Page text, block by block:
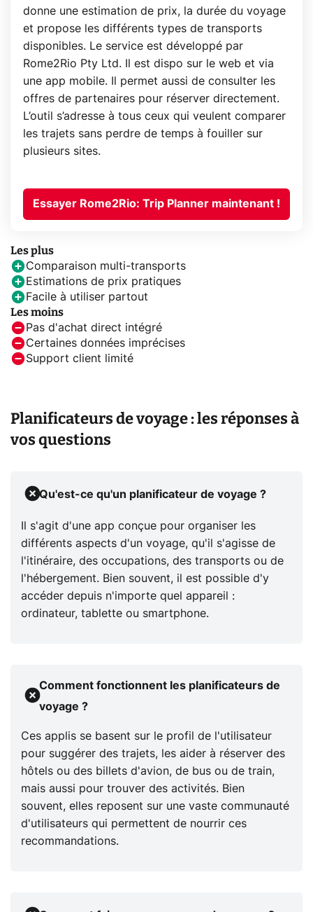
donne une estimation de prix, la durée du voyage
et propose les différents types de transports
disponibles. Le service est développé par
Rome2Rio Pty Ltd. Il est dispo sur le web et via
une app mobile. Il permet aussi de consulter les
offres de partenaires pour réserver directement.
L’outil s’adresse à tous ceux qui veulent comparer
les trajets sans perdre de temps à fouiller sur
plusieurs sites.
Essayer Rome2Rio: Trip Planner maintenant !
Les plus
Comparaison multi-transports
Estimations de prix pratiques
Facile à utiliser partout
Les moins
Pas d'achat direct intégré
Certaines données imprécises
Support client limité
Planificateurs de voyage : les réponses à
vos questions
Qu'est-ce qu'un planificateur de voyage ?
Il s'agit d'une app conçue pour organiser les
différents aspects d'un voyage, qu'il s'agisse de
l'itinéraire, des occupations, des transports ou de
l'hébergement. Bien souvent, il est possible d'y
accéder depuis n'importe quel appareil :
ordinateur, tablette ou smartphone.
Comment fonctionnent les planificateurs de
voyage ?
Ces applis se basent sur le profil de l'utilisateur
pour suggérer des trajets, les aider à réserver des
hôtels ou des billets d'avion, de bus ou de train,
mais aussi pour trouver des activités. Bien
souvent, elles reposent sur une vaste communauté
d'utilisateurs qui permettent de nourrir ces
recommandations.